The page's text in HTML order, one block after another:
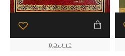
دار ابن حزم